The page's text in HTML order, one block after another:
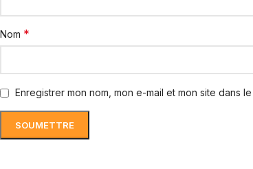
Nom *
Enregistrer mon nom, mon e-mail et mon site dans